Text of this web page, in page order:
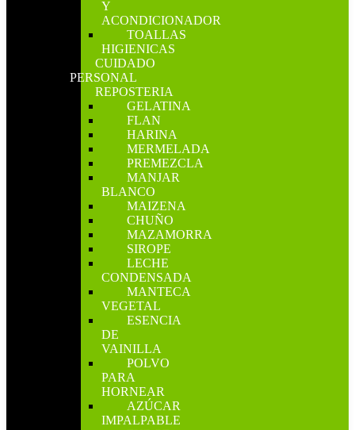
Y
ACONDICIONADOR
TOALLAS
HIGIENICAS
CUIDADO
PERSONAL
REPOSTERIA
GELATINA
FLAN
HARINA
MERMELADA
PREMEZCLA
MANJAR
BLANCO
MAIZENA
CHUÑO
MAZAMORRA
SIROPE
LECHE
CONDENSADA
MANTECA
VEGETAL
ESENCIA
DE
VAINILLA
POLVO
PARA
HORNEAR
AZÚCAR
IMPALPABLE